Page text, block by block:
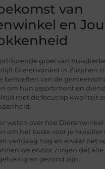
van
en
groei van
Dierenwinkel in Zutphen
behoeften van de
om hun assortiment en
met de focus op kwaliteit
weten over hoe
om het beste voor je huisdier
vandaag nog en ervaar het
we ervoor zorgen dat
en gezond zijn.